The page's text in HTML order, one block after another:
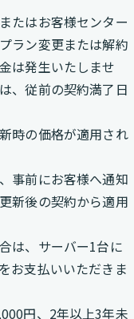
たはお客様センター
ラン変更または解約
は発生いたしませ
、従前の契約満了日
時の価格が適用され
事前にお客様へ通知
新後の契約から適用
は、サーバー1台に
お支払いいただきま
円、2年以上3年未